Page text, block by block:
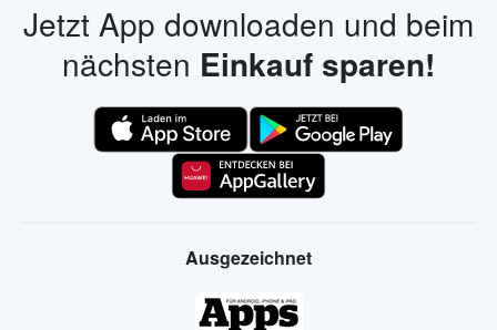
Jetzt App downloaden und beim
nächsten Einkauf sparen!
Ausgezeichnet